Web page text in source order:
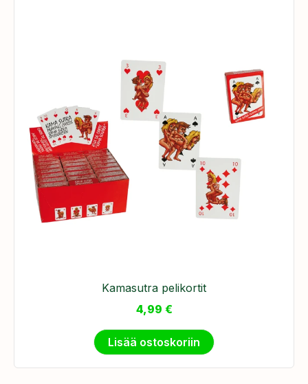
Kamasutra pelikortit
4,99 €
Lisää ostoskoriin